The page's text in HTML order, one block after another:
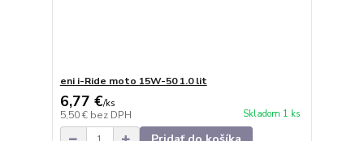
eni i-Ride moto 15W-50 1.0 lit
6,77 €/ks
5,50 € bez DPH Skladom 1 ks